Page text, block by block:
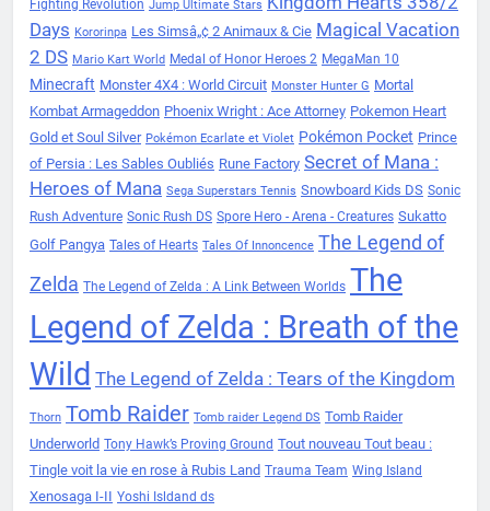
Fighting Revolution Jump Ultimate Stars
Days Kororinpa Les Simsâ„¢ 2 Animaux & Cie Magical Vacation
2 DS Mario Kart World Medal of Honor Heroes 2 MegaMan 10
Minecraft Monster 4X4 : World Circuit Monster Hunter G Mortal
Kombat Armageddon Phoenix Wright : Ace Attorney Pokemon Heart
Gold et Soul Silver Pokémon Ecarlate et Violet Pokémon Pocket Prince
of Persia : Les Sables Oubliés Rune Factory Secret of Mana :
Heroes of Mana Sega Superstars Tennis Snowboard Kids DS Sonic
Rush Adventure Sonic Rush DS Spore Hero - Arena - Creatures Sukatto
Golf Pangya Tales of Hearts Tales Of Innoncence The Legend of
Zelda The Legend of Zelda : A Link Between Worlds The
Legend of Zelda : Breath of the
Wild The Legend of Zelda : Tears of the Kingdom
Thorn Tomb Raider Tomb raider Legend DS Tomb Raider
Underworld Tony Hawk’s Proving Ground Tout nouveau Tout beau :
Tingle voit la vie en rose à Rubis Land Trauma Team Wing Island
Xenosaga I-II Yoshi Isldand ds